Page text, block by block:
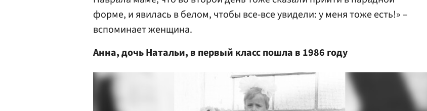
форме, и явилась в белом, чтобы все-все увидели: у меня тоже есть!» –
вспоминает женщина.
Анна, дочь Натальи, в первый класс пошла в 1986 году